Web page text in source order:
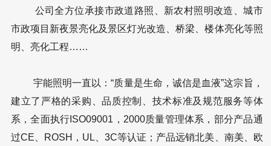
公司全方位承接市政道路照、新农村照明改造、城市
市政项目新夜景亮化及景区灯光改造、桥梁、楼体亮化等照
明、亮化工程……
宇能照明一直以：“质量是生命，诚信是血液”这宗旨，
建立了严格的采购、品质控制、技术标准及规范服务等体
系，全面执行ISO09001，2000质量管理体系，部分产品通
过CE、ROSH，UL、3C等认证；产品远销北美、南美、欧